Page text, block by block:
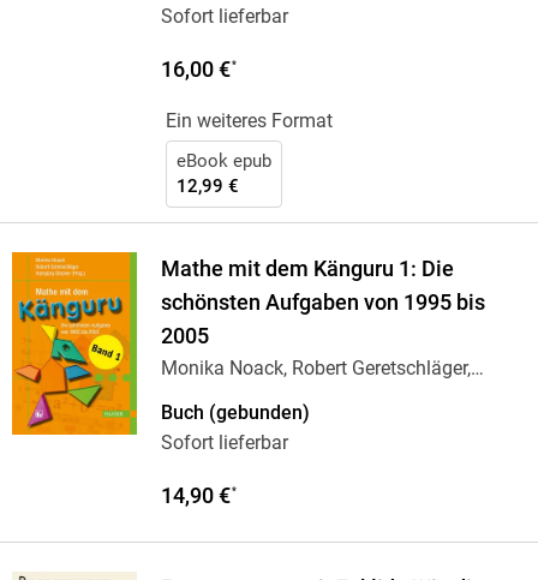
Sofort lieferbar
16,00 €*
Ein weiteres Format
eBook epub
12,99 €
Mathe mit dem Känguru 1: Die
schönsten Aufgaben von 1995 bis
2005
Monika Noack, Robert Geretschläger,
Hansjürg
Buch (gebunden)
Sofort lieferbar
14,90 €*